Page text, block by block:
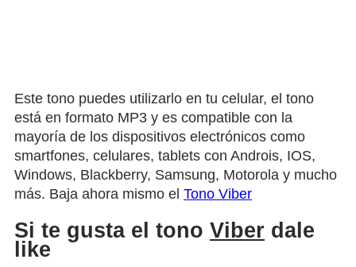
Este tono puedes utilizarlo en tu celular, el tono
está en formato MP3 y es compatible con la
mayoría de los dispositivos electrónicos como
smartfones, celulares, tablets con Androis, IOS,
Windows, Blackberry, Samsung, Motorola y mucho
más. Baja ahora mismo el Tono Viber
Si te gusta el tono Viber dale
like